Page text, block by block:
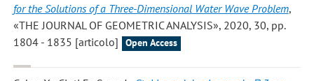
for the Solutions of a Three-Dimensional Water Wave Problem,
«THE JOURNAL OF GEOMETRIC ANALYSIS», 2020, 30, pp.
1804 - 1835 [articolo]
Open Access